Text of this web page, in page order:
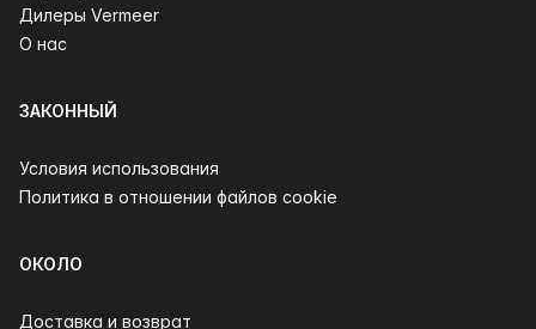
Дилеры Vermeer
О нас
ЗАКОННЫЙ
Условия использования
Политика в отношении файлов cookie
ОКОЛО
Доставка и возврат